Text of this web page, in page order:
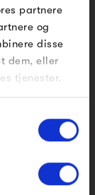
partnere
og
disse
dem, eller
tjenester.
kr
til dig
indløse